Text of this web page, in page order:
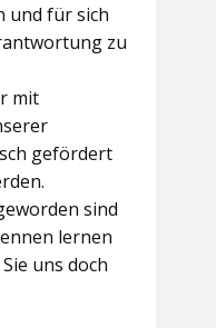
und für sich
zu
mit
gefördert
sind
lernen
uns doch